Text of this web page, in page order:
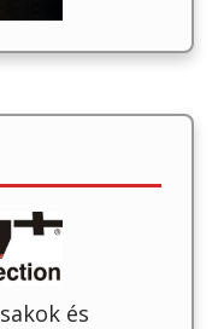
és